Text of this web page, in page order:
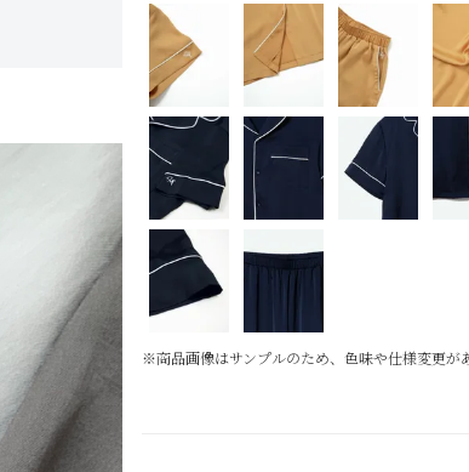
※商品画像はサンプルのため、色味や仕様変更が